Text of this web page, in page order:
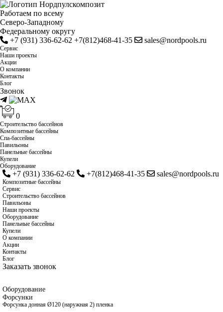
Работаем по всему
Cеверо-Западному
Федеральному округу
+7 (931) 336-62-62 +7(812)468-41-35 sales@nordpools.ru
Cервис
Наши проекты
Акции
О компании
Контакты
Блог
Звонок
0
Строительство бассейнов
Композитные бассейны
Спа-бассейны
Павильоны
Панельные бассейны
Купели
Оборудование
+7 (931) 336-62-62 +7(812)468-41-35 sales@nordpools.ru
Композитные бассейны
Cервис
Строительство бассейнов
Павильоны
Наши проекты
Оборудование
Панельные бассейны
Купели
О компании
Акции
Контакты
Блог
Заказать звонок
Оборудование
Форсунки
Форсунка донная Ø120 (наружная 2) пленка